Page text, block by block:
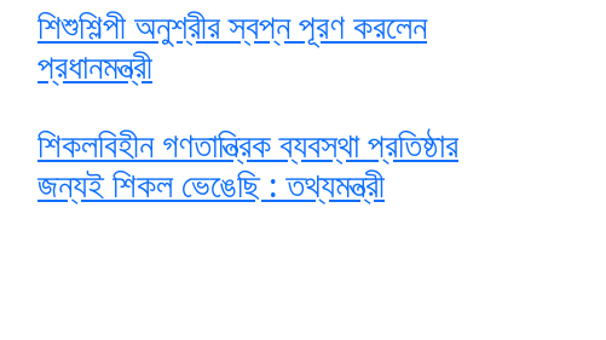
শিশুশিল্পী অনুশ্রীর স্বপ্ন পূরণ করলেন
প্রধানমন্ত্রী
শিকলবিহীন গণতান্ত্রিক ব্যবস্থা প্রতিষ্ঠার
জন্যই শিকল ভেঙেছি : তথ্যমন্ত্রী